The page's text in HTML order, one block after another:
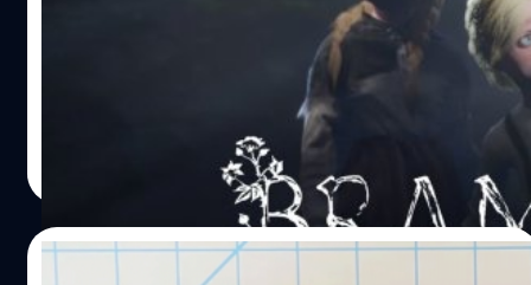
ทีมพัฒนา Dimfrost Studio ได้ปล่อยคลิปเกมเพลย์ใหม่ของ
เกม Bramble: The Mountain King ซึ่งเราจะได้เห็นการต่อสู้,
การลอบเร้น และปริศนาต่าง ๆ Bramble: The Mountain
King เป็นเกมแนวสยองขวัญที่ได้รับแรงบันดาลใจมาจาก
นิทานพื้นบ้านของชาวนอร์ดิก ซึ่งจะเล่าเรื่องราวของเด็กหนุ่ม
และพี่สาวของเขาที่ติดอยู่ในป่ามหัศจรรย์ พวกเขาจะได้ผจญ
ภัยและพบกับภูตตัวน้อย, ยักษ์ และสัตว์ประหลาดอื่น ๆ เฟรด
ริก เซลเดน (Fredrik Sellden) ประธานกรรมการบริหารของ
Dimfrost Studio กล่าวว่า “เป้าหมายของเราคือการสร้างโลก
ที่มีชีวิตและแปลกประหลาด ซึ่งเต็มไปด้วยสิ่งมีชีวิตในตำนาน
| 1723 days ago
07/10/2021